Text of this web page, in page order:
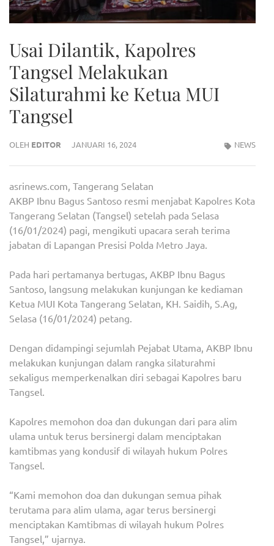
Usai Dilantik, Kapolres
Tangsel Melakukan
Silaturahmi ke Ketua MUI
Tangsel
OLEH EDITOR JANUARI 16, 2024 NEWS
asrinews.com, Tangerang Selatan
AKBP Ibnu Bagus Santoso resmi menjabat Kapolres Kota
Tangerang Selatan (Tangsel) setelah pada Selasa
(16/01/2024) pagi, mengikuti upacara serah terima
jabatan di Lapangan Presisi Polda Metro Jaya.
Pada hari pertamanya bertugas, AKBP Ibnu Bagus
Santoso, langsung melakukan kunjungan ke kediaman
Ketua MUI Kota Tangerang Selatan, KH. Saidih, S.Ag,
Selasa (16/01/2024) petang.
Dengan didampingi sejumlah Pejabat Utama, AKBP Ibnu
melakukan kunjungan dalam rangka silaturahmi
sekaligus memperkenalkan diri sebagai Kapolres baru
Tangsel.
Kapolres memohon doa dan dukungan dari para alim
ulama untuk terus bersinergi dalam menciptakan
kamtibmas yang kondusif di wilayah hukum Polres
Tangsel.
“Kami memohon doa dan dukungan semua pihak
terutama para alim ulama, agar terus bersinergi
menciptakan Kamtibmas di wilayah hukum Polres
Tangsel,” ujarnya.